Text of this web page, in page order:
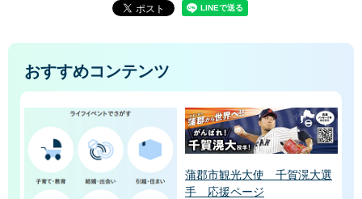
おすすめコンテンツ
蒲郡市観光大使 千賀滉大選
手 応援ページ